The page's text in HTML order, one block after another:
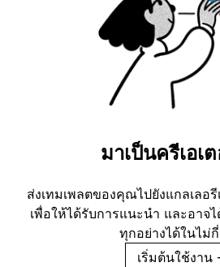
มาเป็นครีเอเ
ส่งเทมเพลตของคุณไปยังแกลเลอ
เพื่อให้ได้รับการแนะนำ และอาจ
ทุกอย่างได้ในไม่
เริ่มต้นใช้งาน